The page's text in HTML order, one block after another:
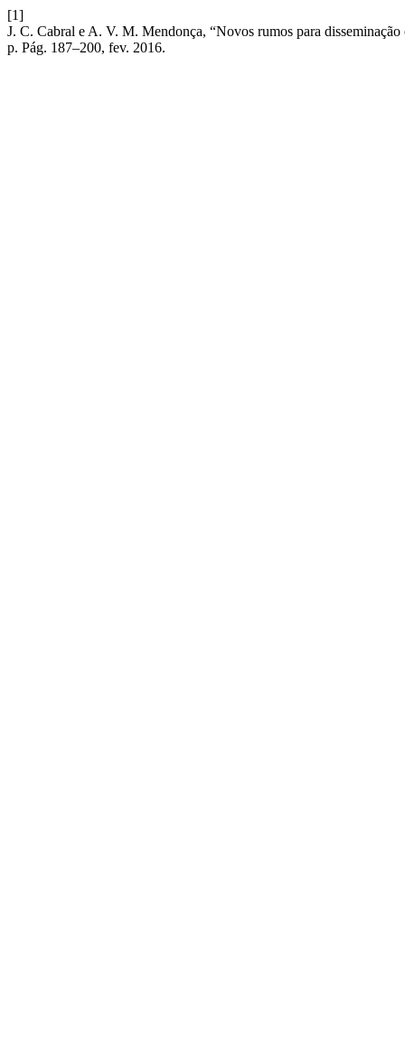
[1]
J. C. Cabral e A. V. M. Mendonça, “Novos rumos para
p. Pág. 187–200, fev. 2016.